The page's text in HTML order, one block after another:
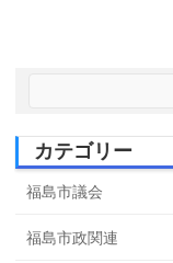
カテゴリー
福島市議会
福島市政関連